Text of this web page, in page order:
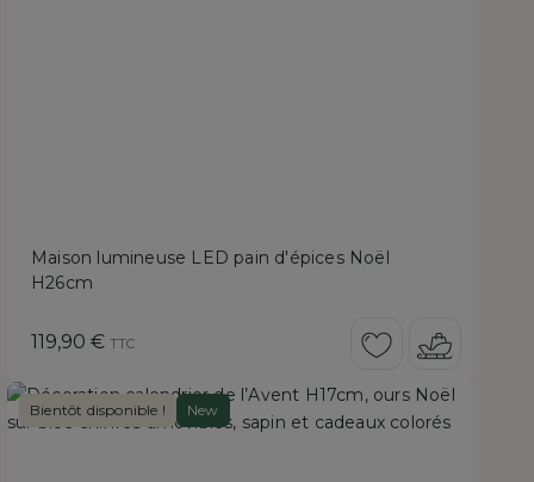
Maison lumineuse LED pain d'épices Noël
H26cm
Prix
119,90 € TTC
Bientôt disponible ! New